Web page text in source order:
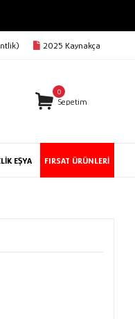
2025 Kaynakça
0
Sepetim
EŞYA FIRSAT ÜRÜNLERİ